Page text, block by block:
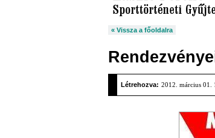
« Vissza a főoldalra
Létrehozva: 2012. március 01.